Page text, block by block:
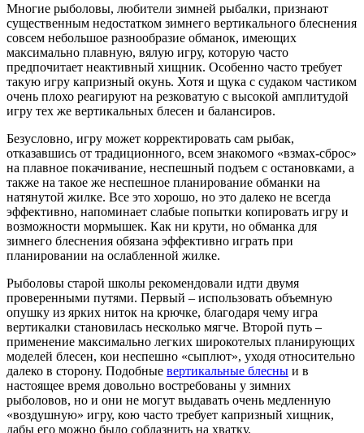
Многие рыболовы, любители зимней рыбалки, признают
существенным недостатком зимнего вертикального блеснения
совсем небольшое разнообразие обманок, имеющих
максимально плавную, вялую игру, которую часто
предпочитает неактивный хищник. Особенно часто требует
такую игру капризный окунь. Хотя и щука с судаком частиком
очень плохо реагируют на резковатую с высокой амплитудой
игру тех же вертикальных блесен и балансиров.
Безусловно, игру может корректировать сам рыбак,
отказавшись от традиционного, всем знакомого «взмах-сброс»
на плавное покачивание, неспешный подъем с остановками, а
также на такое же неспешное планирование обманки на
натянутой жилке. Все это хорошо, но это далеко не всегда
эффективно, напоминает слабые попытки копировать игру и
возможности мормышек. Как ни крути, но обманка для
зимнего блеснения обязана эффективно играть при
планировании на ослабленной жилке.
Рыболовы старой школы рекомендовали идти двумя
проверенными путями. Первый – использовать объемную
опушку из ярких ниток на крючке, благодаря чему игра
вертикалки становилась несколько мягче. Второй путь –
применение максимально легких широкотелых планирующих
моделей блесен, кои неспешно «сыплют», уходя относительно
далеко в сторону. Подобные вертикальные блесны и в
настоящее время довольно востребованы у зимних
рыболовов, но и они не могут выдавать очень медленную
«воздушную» игру, кою часто требует капризный хищник,
дабы его можно было соблазнить на хватку.